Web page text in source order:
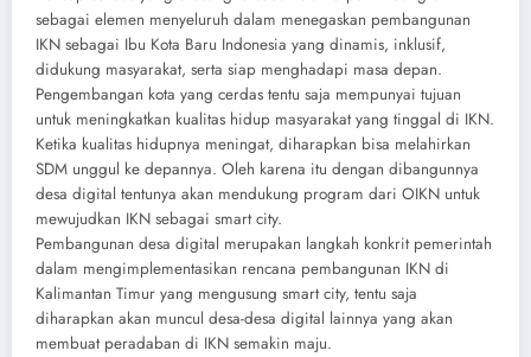
sebagai elemen menyeluruh dalam menegaskan pembangunan
IKN sebagai Ibu Kota Baru Indonesia yang dinamis, inklusif,
didukung masyarakat, serta siap menghadapi masa depan.
Pengembangan kota yang cerdas tentu saja mempunyai tujuan
untuk meningkatkan kualitas hidup masyarakat yang tinggal di IKN.
Ketika kualitas hidupnya meningat, diharapkan bisa melahirkan
SDM unggul ke depannya. Oleh karena itu dengan dibangunnya
desa digital tentunya akan mendukung program dari OIKN untuk
mewujudkan IKN sebagai smart city.
Pembangunan desa digital merupakan langkah konkrit pemerintah
dalam mengimplementasikan rencana pembangunan IKN di
Kalimantan Timur yang mengusung smart city, tentu saja
diharapkan akan muncul desa-desa digital lainnya yang akan
membuat peradaban di IKN semakin maju.